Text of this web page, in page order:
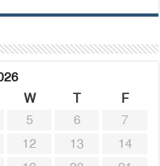
W T
F
5 6
7
12 13
14